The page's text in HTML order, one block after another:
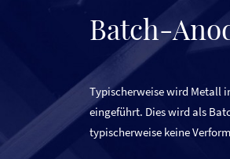
Batch-
Typischerweise wird Metall
eingeführt. Dies wird als
typischerweise keine